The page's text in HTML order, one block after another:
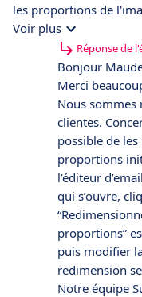
les proportions de
Voir plus
Réponse de
Bonjour
Merci
Nous
clientes.
possible de
proportions
l’éditeur
qui s’ouvre,
proportions”
puis modifier
redimension
Notre équipe